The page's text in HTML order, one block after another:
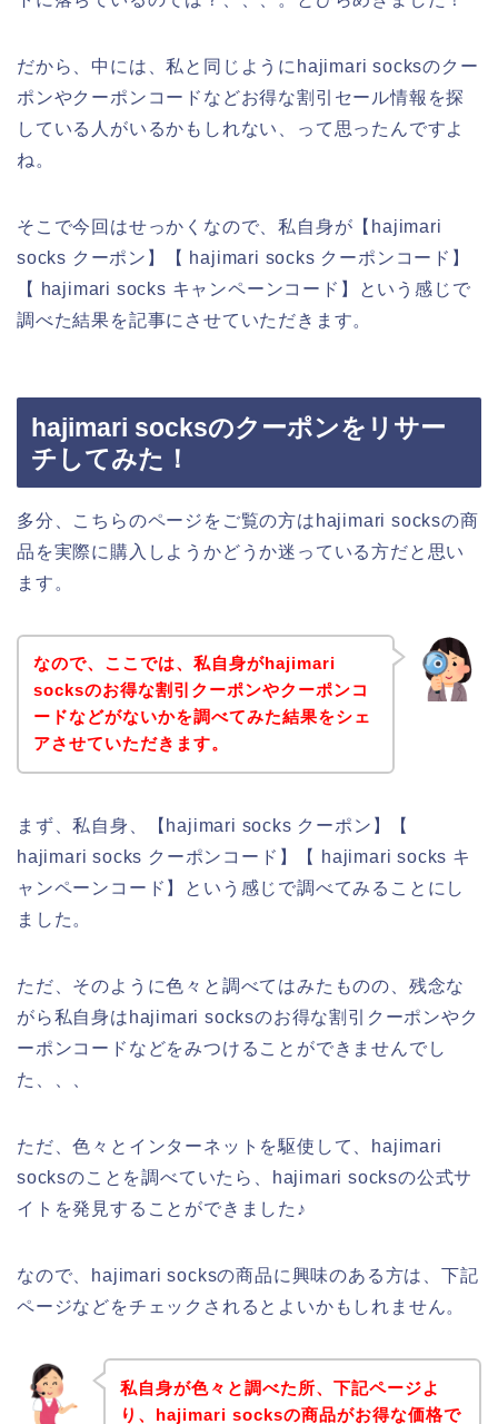
だから、中には、私と同じようにhajimari socksのクー
ポンやクーポンコードなどお得な割引セール情報を探
している人がいるかもしれない、って思ったんですよ
ね。
そこで今回はせっかくなので、私自身が【hajimari
socks クーポン】【 hajimari socks クーポンコード】
【 hajimari socks キャンペーンコード】という感じで
調べた結果を記事にさせていただきます。
hajimari socksのクーポンをリサー
チしてみた！
多分、こちらのページをご覧の方はhajimari socksの商
品を実際に購入しようかどうか迷っている方だと思い
ます。
なので、ここでは、私自身がhajimari
socksのお得な割引クーポンやクーポンコ
ードなどがないかを調べてみた結果をシェ
アさせていただきます。
まず、私自身、【hajimari socks クーポン】【
hajimari socks クーポンコード】【 hajimari socks キ
ャンペーンコード】という感じで調べてみることにし
ました。
ただ、そのように色々と調べてはみたものの、残念な
がら私自身はhajimari socksのお得な割引クーポンやク
ーポンコードなどをみつけることができませんでし
た、、、
ただ、色々とインターネットを駆使して、hajimari
socksのことを調べていたら、hajimari socksの公式サ
イトを発見することができました♪
なので、hajimari socksの商品に興味のある方は、下記
ページなどをチェックされるとよいかもしれません。
私自身が色々と調べた所、下記ページよ
り、hajimari socksの商品がお得な価格で